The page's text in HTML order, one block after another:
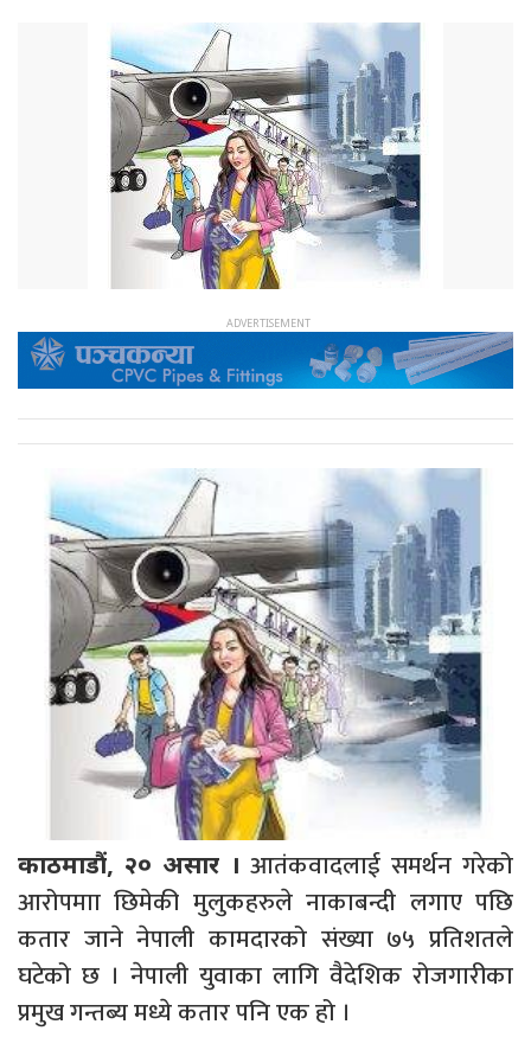
काठमाडौं, २० असार । आतंकवादलाई समर्थन गरेको
आरोपमाा छिमेकी मुलुकहरुले नाकाबन्दी लगाए पछि
कतार जाने नेपाली कामदारको संख्या ७५ प्रतिशतले
घटेको छ । नेपाली युवाका लागि वैदेशिक रोजगारीका
प्रमुख गन्तब्य मध्ये कतार पनि एक हो ।